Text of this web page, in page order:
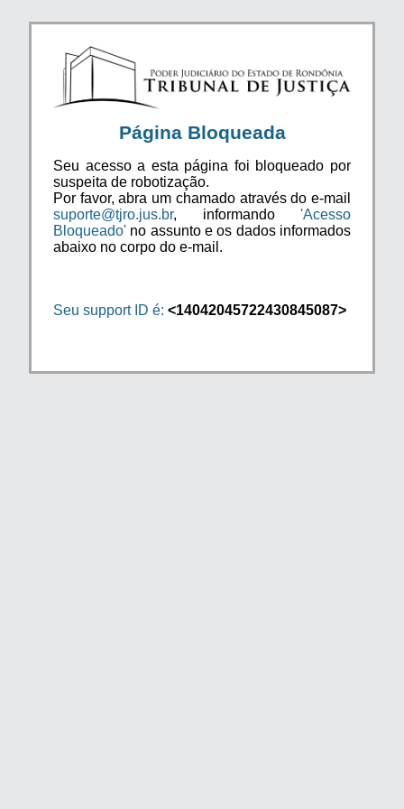
Página Bloqueada
Seu acesso a esta página foi bloqueado por
suspeita de robotização.
Por favor, abra um chamado através do e-mail
suporte@tjro.jus.br, informando 'Acesso
Bloqueado' no assunto e os dados informados
abaixo no corpo do e-mail.
Seu support ID é: <14042045722430845087>